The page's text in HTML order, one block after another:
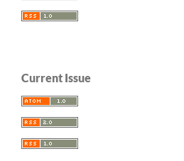
Current Issue